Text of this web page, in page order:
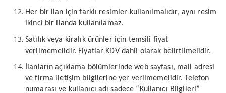
Her bir ilan için farklı resimler kullanılmalıdır, aynı resim
ikinci bir ilanda kullanılamaz.
Satılık veya kiralık ürünler için temsili fiyat
verilmemelidir. Fiyatlar KDV dahil olarak belirtilmelidir.
İlanların açıklama bölümlerinde web sayfası, mail adresi
ve firma iletişim bilgilerine yer verilmemelidir. Telefon
numarası ve kullanıcı adı sadece “Kullanıcı Bilgileri”